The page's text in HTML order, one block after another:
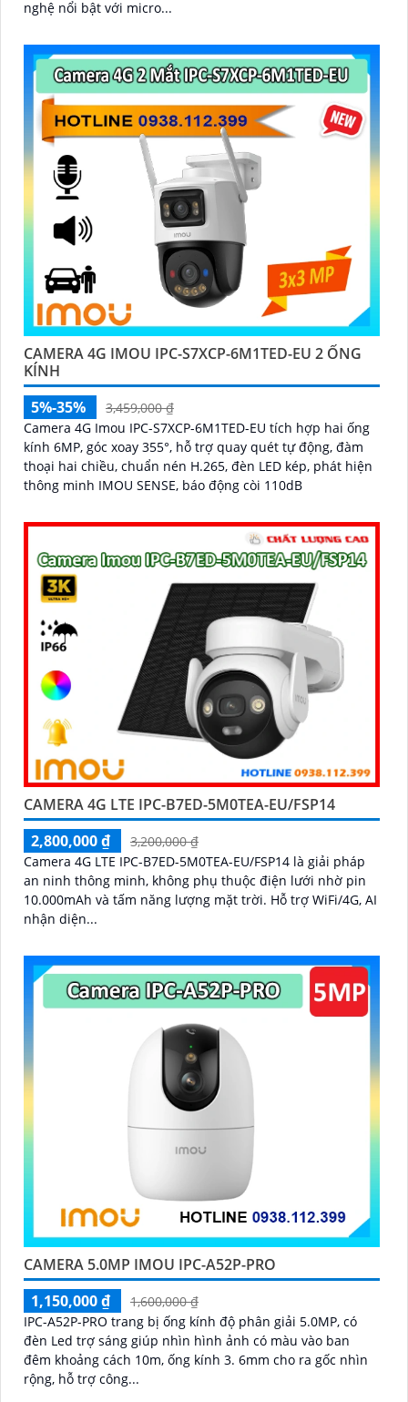
nghệ nổi bật với micro...
CAMERA 4G IMOU IPC-S7XCP-6M1TED-EU 2 ỐNG
KÍNH
5%-35%
3,459,000 ₫
Camera 4G Imou IPC-S7XCP-6M1TED-EU tích hợp hai ống
kính 6MP, góc xoay 355°, hỗ trợ quay quét tự động, đàm
thoại hai chiều, chuẩn nén H.265, đèn LED kép, phát hiện
thông minh IMOU SENSE, báo động còi 110dB
CAMERA 4G LTE IPC-B7ED-5M0TEA-EU/FSP14
2,800,000 ₫
3,200,000 ₫
Camera 4G LTE IPC-B7ED-5M0TEA-EU/FSP14 là giải pháp
an ninh thông minh, không phụ thuộc điện lưới nhờ pin
10.000mAh và tấm năng lượng mặt trời. Hỗ trợ WiFi/4G, AI
nhận diện...
CAMERA 5.0MP IMOU IPC-A52P-PRO
1,150,000 ₫
1,600,000 ₫
IPC-A52P-PRO trang bị ống kính độ phân giải 5.0MP, có
đèn Led trợ sáng giúp nhìn hình ảnh có màu vào ban
đêm khoảng cách 10m, ống kính 3. 6mm cho ra gốc nhìn
rộng, hỗ trợ công...